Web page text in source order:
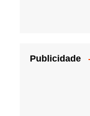
Publicidade